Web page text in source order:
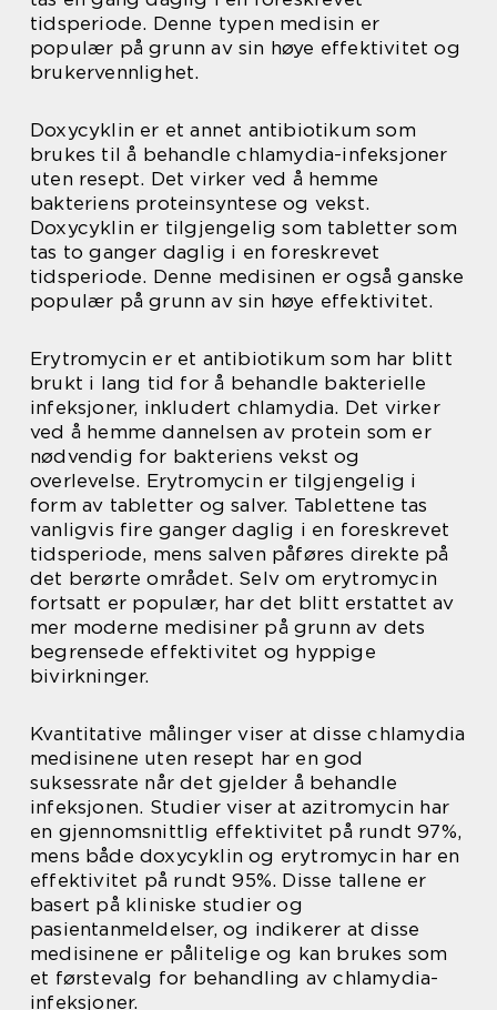
tidsperiode. Denne typen medisin er
populær på grunn av sin høye effektivitet og
brukervennlighet.
Doxycyklin er et annet antibiotikum som
brukes til å behandle chlamydia-infeksjoner
uten resept. Det virker ved å hemme
bakteriens proteinsyntese og vekst.
Doxycyklin er tilgjengelig som tabletter som
tas to ganger daglig i en foreskrevet
tidsperiode. Denne medisinen er også ganske
populær på grunn av sin høye effektivitet.
Erytromycin er et antibiotikum som har blitt
brukt i lang tid for å behandle bakterielle
infeksjoner, inkludert chlamydia. Det virker
ved å hemme dannelsen av protein som er
nødvendig for bakteriens vekst og
overlevelse. Erytromycin er tilgjengelig i
form av tabletter og salver. Tablettene tas
vanligvis fire ganger daglig i en foreskrevet
tidsperiode, mens salven påføres direkte på
det berørte området. Selv om erytromycin
fortsatt er populær, har det blitt erstattet av
mer moderne medisiner på grunn av dets
begrensede effektivitet og hyppige
bivirkninger.
Kvantitative målinger viser at disse chlamydia
medisinene uten resept har en god
suksessrate når det gjelder å behandle
infeksjonen. Studier viser at azitromycin har
en gjennomsnittlig effektivitet på rundt 97%,
mens både doxycyklin og erytromycin har en
effektivitet på rundt 95%. Disse tallene er
basert på kliniske studier og
pasientanmeldelser, og indikerer at disse
medisinene er pålitelige og kan brukes som
et førstevalg for behandling av chlamydia-
infeksjoner.